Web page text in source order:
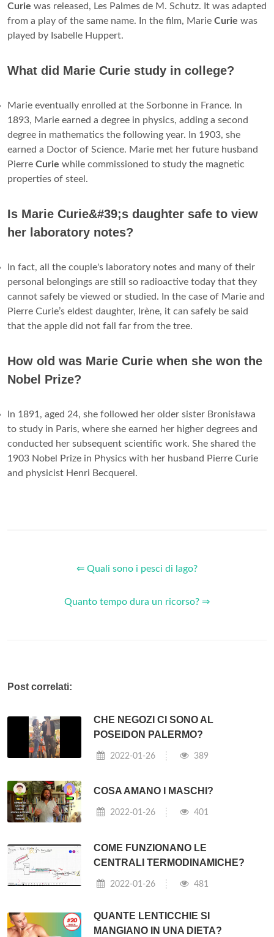
Curie was released, Les Palmes de M. Schutz. It was adapted
from a play of the same name. In the film, Marie Curie was
played by Isabelle Huppert.
What did Marie Curie study in college?
Marie eventually enrolled at the Sorbonne in France. In
1893, Marie earned a degree in physics, adding a second
degree in mathematics the following year. In 1903, she
earned a Doctor of Science. Marie met her future husband
Pierre Curie while commissioned to study the magnetic
properties of steel.
Is Marie Curie&#39;s daughter safe to view
her laboratory notes?
In fact, all the couple's laboratory notes and many of their
personal belongings are still so radioactive today that they
cannot safely be viewed or studied. In the case of Marie and
Pierre Curie’s eldest daughter, Irène, it can safely be said
that the apple did not fall far from the tree.
How old was Marie Curie when she won the
Nobel Prize?
In 1891, aged 24, she followed her older sister Bronisława
to study in Paris, where she earned her higher degrees and
conducted her subsequent scientific work. She shared the
1903 Nobel Prize in Physics with her husband Pierre Curie
and physicist Henri Becquerel.
⇐ Quali sono i pesci di lago?
Quanto tempo dura un ricorso? ⇒
Post correlati:
CHE NEGOZI CI SONO AL
POSEIDON PALERMO?
2022-01-26 389
COSA AMANO I MASCHI?
2022-01-26 401
COME FUNZIONANO LE
CENTRALI TERMODINAMICHE?
2022-01-26 481
QUANTE LENTICCHIE SI
MANGIANO IN UNA DIETA?